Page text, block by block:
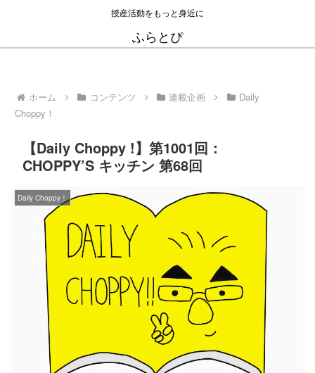
授産活動をもっと身近に
ふらとぴ
ホーム コンテンツ 連載企画
Daily
Choppy！
【Daily Choppy !】第1001回：
CHOPPY’S キッチン 第68回
Daily Choppy！